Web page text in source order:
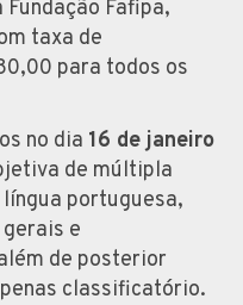
Fundação Fafipa,
taxa de
para todos os
no dia 16 de janeiro
de múltipla
portuguesa,
e
de posterior
classificatório.